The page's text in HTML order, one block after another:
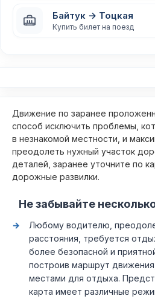
Байтук → Тоцкая
Купить билет на поезд
Движение по заранее
способ исключить проблемы,
в незнакомой местности, и
преодолеть нужный участок
деталей, заранее уточните по
дорожные развилки.
Не забывайте
Любому водителю,
расстояния, требуется
более безопасной и
построив маршрут
местами для отдыха.
карта имеет различные